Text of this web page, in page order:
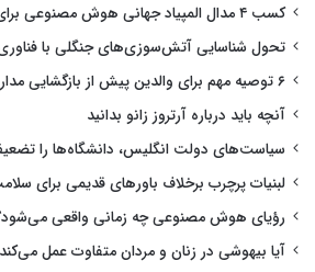
کسب ۴ مدال المپیاد جهانی هوش مصنوعی برای ایران
تحول شناسایی آتش‌سوزی‌های جنگلی با
۶ توصیه مهم برای والدین پیش از بازگشایی مدارس
آنچه باید درباره آرتروز زانو بدانید
سیاست‌های دولت انگلیس، دانشگاه‌ها را
لبنیات پرچرب برخلاف باورهای قدیمی برای
رؤیای هوش مصنوعی چه زمانی واقعی
آیا بیهوشی در زنان و مردان متفاوت عمل